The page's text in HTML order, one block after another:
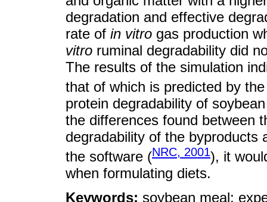
degradation and effective
rate of in vitro gas production
vitro ruminal degradability did
The results of the simulation
that of which is predicted by
protein degradability of
the differences found between
degradability of the byproducts
the software (NRC, 2001), it
when formulating diets.
Keywords: soybean meal;